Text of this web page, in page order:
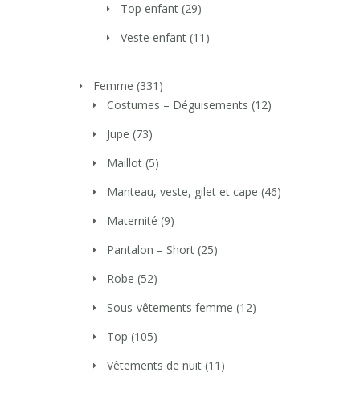
Top enfant (29)
Veste enfant (11)
Femme (331)
Costumes – Déguisements (12)
Jupe (73)
Maillot (5)
Manteau, veste, gilet et cape (46)
Maternité (9)
Pantalon – Short (25)
Robe (52)
Sous-vêtements femme (12)
Top (105)
Vêtements de nuit (11)